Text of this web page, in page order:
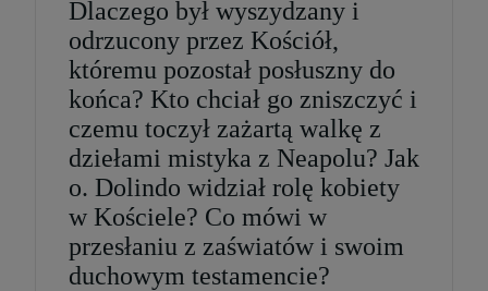
Dlaczego był wyszydzany i
odrzucony przez Kościół,
któremu pozostał posłuszny do
końca? Kto chciał go zniszczyć i
czemu toczył zażartą walkę z
dziełami mistyka z Neapolu? Jak
o. Dolindo widział rolę kobiety
w Kościele? Co mówi w
przesłaniu z zaświatów i swoim
duchowym testamencie?